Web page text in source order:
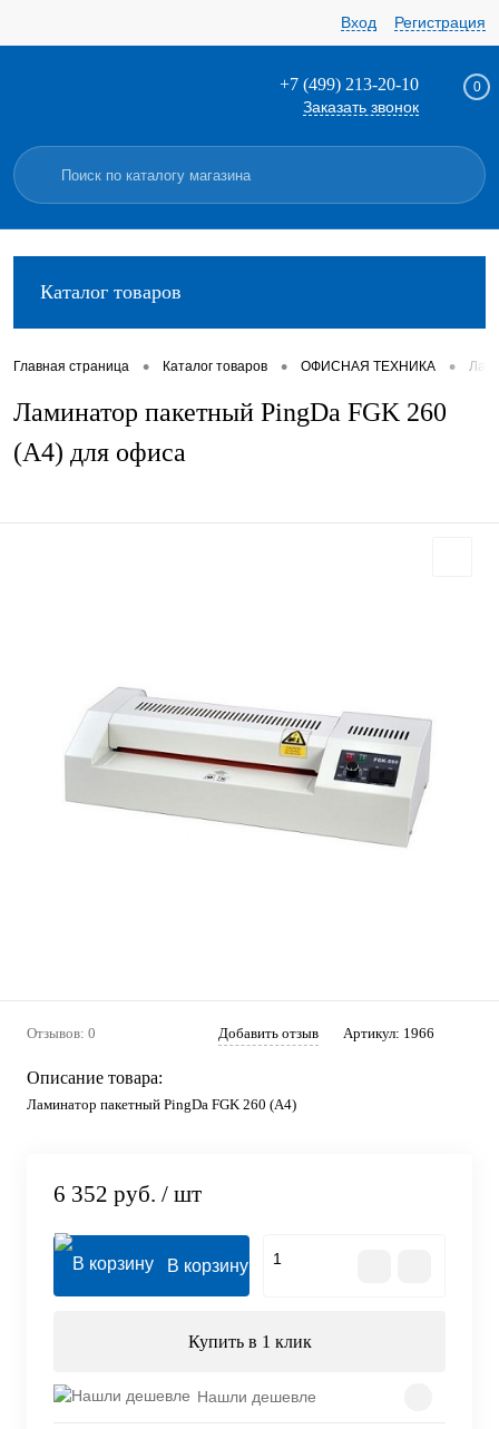
Вход Регистрация
+7 (499) 213-20-10
Заказать звонок
0
Каталог товаров
Главная страница • Каталог товаров • ОФИСНАЯ ТЕХНИКА •
Ламинатор пакетный PingDa FGK 260
(А4) для офиса
Отзывов: 0 Добавить отзыв Артикул: 1966
Описание товара:
Ламинатор пакетный PingDa FGK 260 (А4)
6 352 руб. / шт
В корзину
Купить в 1 клик
Нашли дешевле